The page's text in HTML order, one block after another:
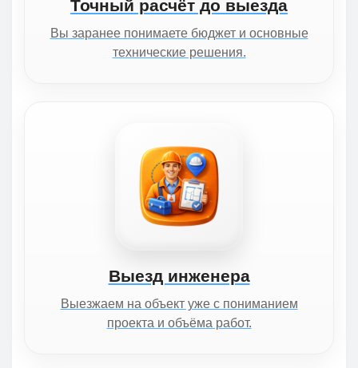
Точный расчёт до выезда
Вы заранее понимаете бюджет и основные
технические решения.
Выезд инженера
Выезжаем на объект уже с пониманием
проекта и объёма работ.